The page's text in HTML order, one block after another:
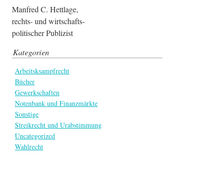
Manfred C. Hettlage,
rechts- und wirtschafts-
politischer Publizist
Kategorien
Arbeitsksampfrecht
Bücher
Gewerkschaften
Notenbank und Finanzmärkte
Sonstige
Streikrecht und Urabstimmung
Uncategorized
Wahlrecht